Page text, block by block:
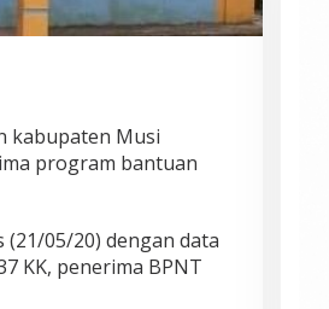
kabupaten Musi
program bantuan
05/20) dengan data
KK, penerima BPNT